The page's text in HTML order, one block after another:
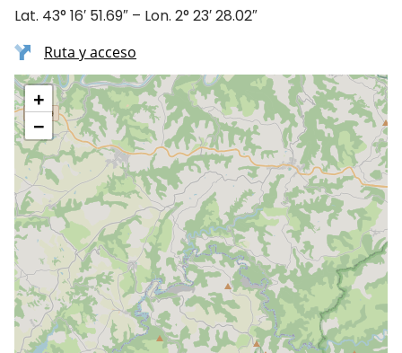
Lat. 43° 16′ 51.69″ – Lon. 2° 23′ 28.02″
Ruta y acceso
+
−